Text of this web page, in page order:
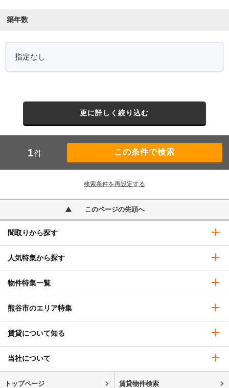
築年数
更に詳しく絞り込む
1件
検索条件を再設定する
このページの先頭へ
間取りから探す
人気特集から探す
物件特集一覧
熊谷市のエリア特集
賃貸について知る
当社について
トップページ 賃貸物件検索